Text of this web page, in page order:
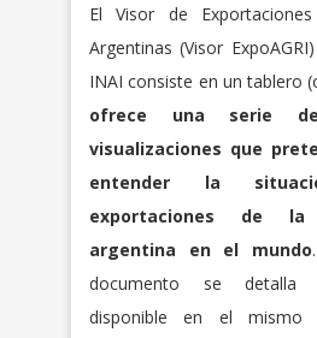
El Visor de Exportaciones
Argentinas (Visor
INAI consiste en un tablero
ofrece una serie
visualizaciones que
entender la
exportaciones de la
argentina en el mundo
documento se detalla
disponible en el mismo